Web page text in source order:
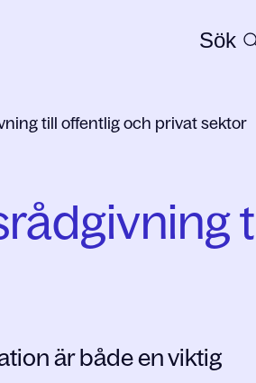
Sök
till offentlig och privat sektor
är både en viktig